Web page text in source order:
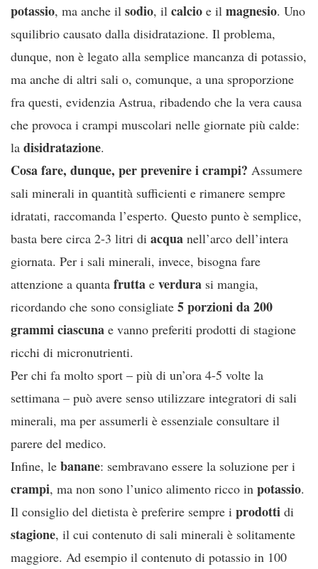
potassio, ma anche il sodio, il calcio e il magnesio. Uno
squilibrio causato dalla disidratazione. Il problema,
dunque, non è legato alla semplice mancanza di potassio,
ma anche di altri sali o, comunque, a una sproporzione
fra questi, evidenzia Astrua, ribadendo che la vera causa
che provoca i crampi muscolari nelle giornate più calde:
la disidratazione.
Cosa fare, dunque, per prevenire i crampi? Assumere
sali minerali in quantità sufficienti e rimanere sempre
idratati, raccomanda l’esperto. Questo punto è semplice,
basta bere circa 2-3 litri di acqua nell’arco dell’intera
giornata. Per i sali minerali, invece, bisogna fare
attenzione a quanta frutta e verdura si mangia,
ricordando che sono consigliate 5 porzioni da 200
grammi ciascuna e vanno preferiti prodotti di stagione
ricchi di micronutrienti.
Per chi fa molto sport – più di un’ora 4-5 volte la
settimana – può avere senso utilizzare integratori di sali
minerali, ma per assumerli è essenziale consultare il
parere del medico.
Infine, le banane: sembravano essere la soluzione per i
crampi, ma non sono l’unico alimento ricco in potassio.
Il consiglio del dietista è preferire sempre i prodotti di
stagione, il cui contenuto di sali minerali è solitamente
maggiore. Ad esempio il contenuto di potassio in 100